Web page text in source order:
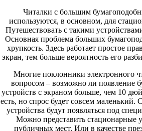
Читалки с большим
используются, в основном, для
Путешествовать с такими
Основная проблема больших
хрупкость. Здесь работает простое
экран, тем больше вероятность его
Многие поклонники электронного
вопросом – возможно ли появление
устройств с экраном больше, чем 10
есть, но спрос будет совсем маленький.
устройства будут появляться под
Можно представить стационарные
публичных мест. Или в качестве